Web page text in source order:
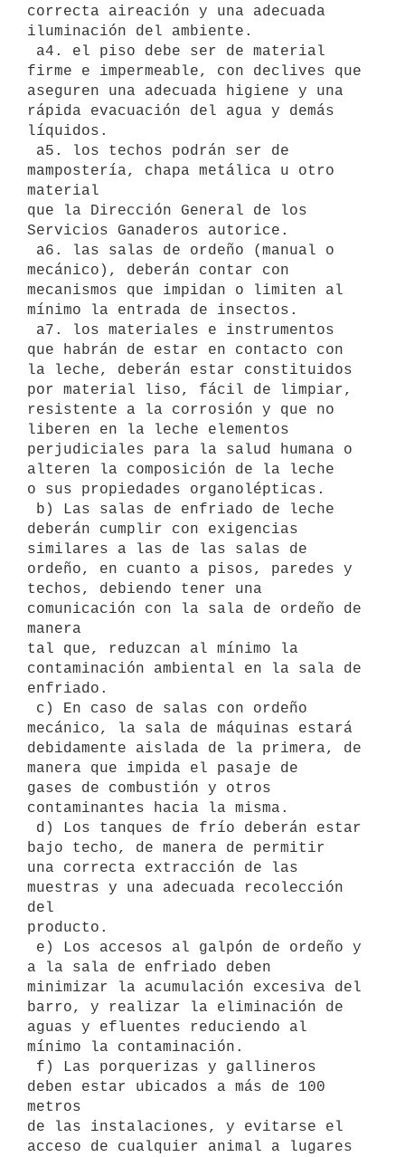
correcta aireación y una adecuada
iluminación del ambiente.
firme e impermeable, con declives que
aseguren una adecuada higiene y una
rápida evacuación del agua y demás
líquidos.
mampostería, chapa metálica u otro
material
que la Dirección General de los
Servicios Ganaderos autorice.
mecánico), deberán contar con
mecanismos que impidan o limiten al
mínimo la entrada de insectos.
que habrán de estar en contacto con
la leche, deberán estar constituidos
por material liso, fácil de limpiar,
resistente a la corrosión y que no
liberen en la leche elementos
perjudiciales para la salud humana o
alteren la composición de la leche
o sus propiedades organolépticas.
deberán cumplir con exigencias
similares a las de las salas de
ordeño, en cuanto a pisos, paredes y
techos, debiendo tener una
comunicación con la sala de ordeño de
manera
tal que, reduzcan al mínimo la
contaminación ambiental en la sala de
enfriado.
mecánico, la sala de máquinas estará
debidamente aislada de la primera, de
manera que impida el pasaje de
gases de combustión y otros
contaminantes hacia la misma.
bajo techo, de manera de permitir
una correcta extracción de las
muestras y una adecuada recolección
del
producto.
a la sala de enfriado deben
minimizar la acumulación excesiva del
barro, y realizar la eliminación de
aguas y efluentes reduciendo al
mínimo la contaminación.
deben estar ubicados a más de 100
metros
de las instalaciones, y evitarse el
acceso de cualquier animal a lugares